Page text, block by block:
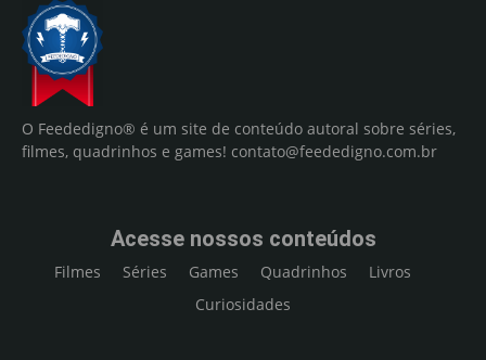
O Feededigno® é um site de conteúdo autoral sobre séries,
filmes, quadrinhos e games! contato@feededigno.com.br
Acesse nossos conteúdos
Filmes Séries Games Quadrinhos
Livros
Curiosidades